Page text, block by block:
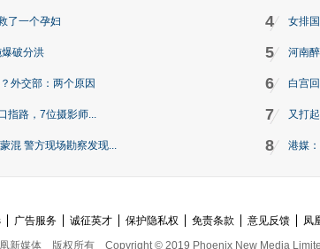
了一个孕妇
破分洪
外交部：两个原因
指路，7位摄影师...
混 警方现场勘察发现...
4 女排
5 河南
6 白宫
7 又打
8 港媒
广告服务 诚征英才 保护隐私权 免责条款 意见反馈 凤
新媒体
版权所有 Copyright © 2019 Phoenix New Media